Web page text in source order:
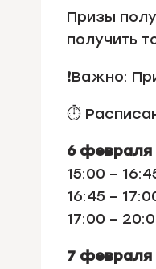
Призы
получить
❗Важно:
⏱️
6 февраля
15:00 –
16:45 –
17:00 –
7 февраля